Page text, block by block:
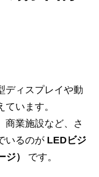
ディスプレイや動
います。
商業施設など、さ
いるのが LEDビジ
）
です。